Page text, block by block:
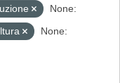
None:
None: